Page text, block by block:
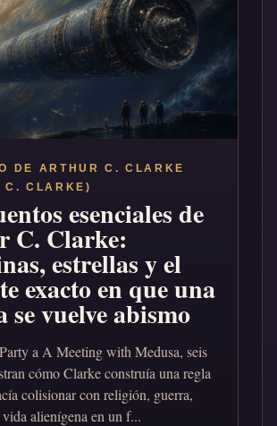
DE ARTHUR C. CLARKE
C. CLARKE)
esenciales de
C. Clarke:
estrellas y el
exacto en que una
se vuelve abismo
a A Meeting with Medusa, seis
cómo Clarke construía una regla
colisionar con religión, guerra,
alienígena en un f...